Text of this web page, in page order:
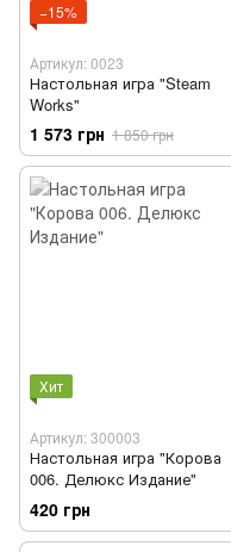
−15%
Артикул: 0023
Настольная игра "Steam
Works"
1 573 грн 1 850 грн
Хит
Артикул: 300003
Настольная игра "Корова
006. Делюкс Издание"
420 грн